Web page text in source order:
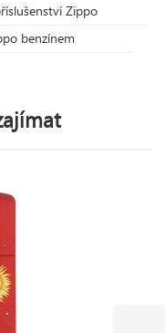
Zippo
benzínem